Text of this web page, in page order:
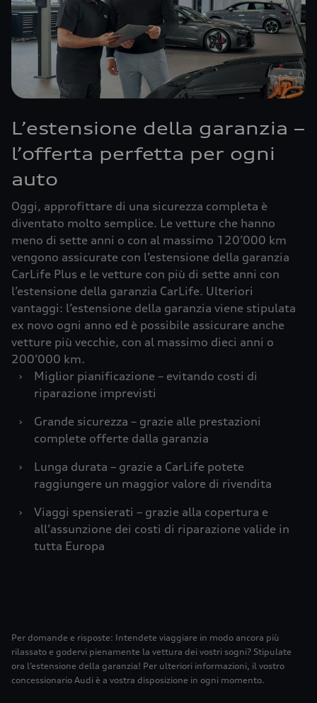
L’estensione della garanzia –
l’offerta perfetta per ogni
auto
Oggi, approfittare di una sicurezza completa è
diventato molto semplice. Le vetture che hanno
meno di sette anni o con al massimo 120’000 km
vengono assicurate con l’estensione della garanzia
CarLife Plus e le vetture con più di sette anni con
l’estensione della garanzia CarLife. Ulteriori
vantaggi: l’estensione della garanzia viene stipulata
ex novo ogni anno ed è possibile assicurare anche
vetture più vecchie, con al massimo dieci anni o
200’000 km.
›
Miglior pianificazione – evitando costi di
riparazione imprevisti
›
Grande sicurezza – grazie alle prestazioni
complete offerte dalla garanzia
›
Lunga durata – grazie a CarLife potete
raggiungere un maggior valore di rivendita
›
Viaggi spensierati – grazie alla copertura e
all’assunzione dei costi di riparazione valide in
tutta Europa
Per domande e risposte: Intendete viaggiare in modo ancora più
rilassato e godervi pienamente la vettura dei vostri sogni? Stipulate
ora l’estensione della garanzia! Per ulteriori informazioni, il vostro
concessionario Audi è a vostra disposizione in ogni momento.